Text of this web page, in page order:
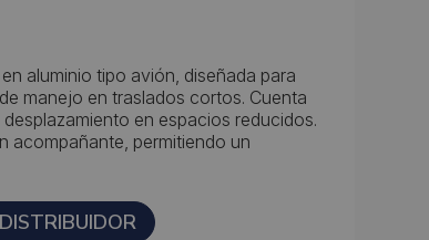
aluminio tipo avión, diseñada para
manejo en traslados cortos. Cuenta
en espacios reducidos.
acompañante, permitiendo un